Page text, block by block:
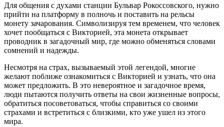
Для общения с духами станции Бульвар Рокоссовского, нужно
прийти на платформу в полночь и поставить на рельсы
монету зачарования. Символизируя тем временем, что человек
хочет пообщаться с Викторией, эта монета открывает
проводник в загадочный мир, где можно обменяться словами
сомнений и надежды.
Несмотря на страх, вызываемый этой легендой, многие
желают поближе ознакомиться с Викторией и узнать, что она
может предложить. В это невероятное и загадочное время,
люди пытаются получить ответы на свои жизненные вопросы,
обратиться посоветоваться, чтобы справиться со своими
страхами и встретиться с близкими, кто уже ушел из этого
мира.